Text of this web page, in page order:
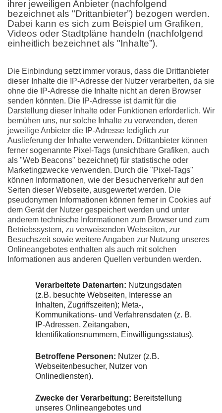
ihrer jeweiligen Anbieter (nachfolgend
bezeichnet als "Drittanbieter”) bezogen werden.
Dabei kann es sich zum Beispiel um Grafiken,
Videos oder Stadtpläne handeln (nachfolgend
einheitlich bezeichnet als "Inhalte”).
Die Einbindung setzt immer voraus, dass die Drittanbieter
dieser Inhalte die IP-Adresse der Nutzer verarbeiten, da sie
ohne die IP-Adresse die Inhalte nicht an deren Browser
senden könnten. Die IP-Adresse ist damit für die
Darstellung dieser Inhalte oder Funktionen erforderlich. Wir
bemühen uns, nur solche Inhalte zu verwenden, deren
jeweilige Anbieter die IP-Adresse lediglich zur
Auslieferung der Inhalte verwenden. Drittanbieter können
ferner sogenannte Pixel-Tags (unsichtbare Grafiken, auch
als "Web Beacons" bezeichnet) für statistische oder
Marketingzwecke verwenden. Durch die "Pixel-Tags"
können Informationen, wie der Besucherverkehr auf den
Seiten dieser Webseite, ausgewertet werden. Die
pseudonymen Informationen können ferner in Cookies auf
dem Gerät der Nutzer gespeichert werden und unter
anderem technische Informationen zum Browser und zum
Betriebssystem, zu verweisenden Webseiten, zur
Besuchszeit sowie weitere Angaben zur Nutzung unseres
Onlineangebotes enthalten als auch mit solchen
Informationen aus anderen Quellen verbunden werden.
Verarbeitete Datenarten: Nutzungsdaten
(z.B. besuchte Webseiten, Interesse an
Inhalten, Zugriffszeiten); Meta-,
Kommunikations- und Verfahrensdaten (z. B.
IP-Adressen, Zeitangaben,
Identifikationsnummern, Einwilligungsstatus).
Betroffene Personen: Nutzer (z.B.
Webseitenbesucher, Nutzer von
Onlinediensten).
Zwecke der Verarbeitung: Bereitstellung
unseres Onlineangebotes und